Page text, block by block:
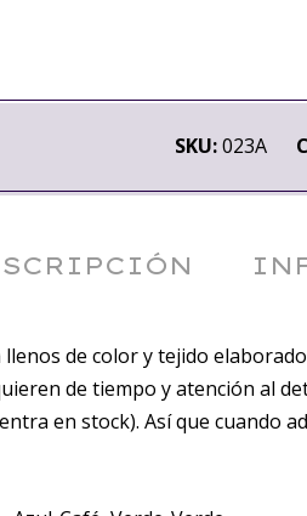
SKU:023A
de color y tejido
de tiempo y atención al
en stock). Así que cuando